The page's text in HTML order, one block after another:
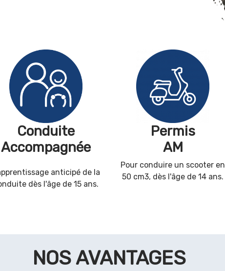
Conduite
Accompagnée
anticipé de la
dès l'âge de 15 ans.
Permis
AM
Pour conduire un scooter en
50 cm3, dès l'âge de 14 ans.
NOS AVANTAGES